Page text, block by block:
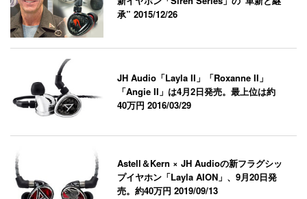
承”2015/12/26
JH Audio「Layla II」「Roxanne II」
「Angie II」は4月2日発売。最上位は約
40万円2016/03/29
Astell＆Kern × JH Audioの新フラグシッ
プイヤホン「Layla AION」、9月20日発
売。約40万円2019/09/13